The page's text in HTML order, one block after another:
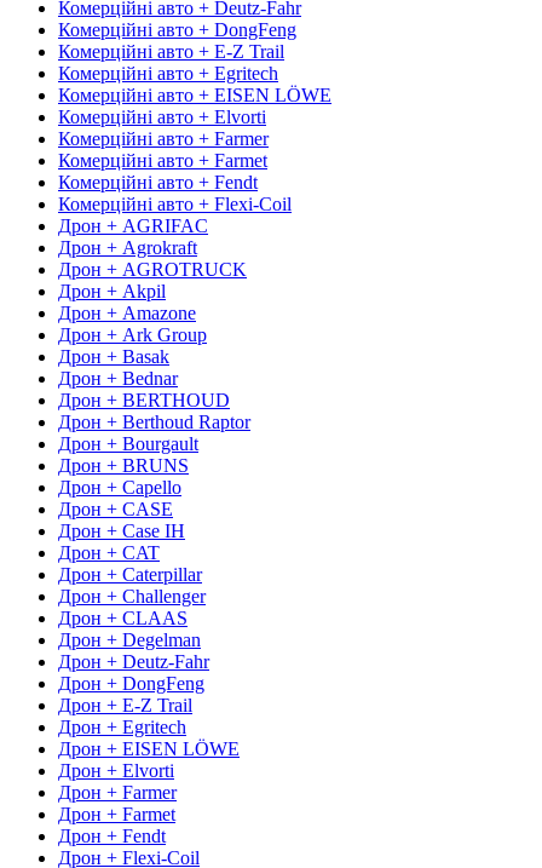
Комерційні авто + Deutz-Fahr
Комерційні авто + DongFeng
Комерційні авто + E-Z Trail
Комерційні авто + Egritech
Комерційні авто + EISEN LÖWE
Комерційні авто + Elvorti
Комерційні авто + Farmer
Комерційні авто + Farmet
Комерційні авто + Fendt
Комерційні авто + Flexi-Coil
Дрон + AGRIFAC
Дрон + Agrokraft
Дрон + AGROTRUCK
Дрон + Akpil
Дрон + Amazone
Дрон + Ark Group
Дрон + Basak
Дрон + Bednar
Дрон + BERTHOUD
Дрон + Berthoud Raptor
Дрон + Bourgault
Дрон + BRUNS
Дрон + Capello
Дрон + CASE
Дрон + Case IH
Дрон + CAT
Дрон + Caterpillar
Дрон + Challenger
Дрон + CLAAS
Дрон + Degelman
Дрон + Deutz-Fahr
Дрон + DongFeng
Дрон + E-Z Trail
Дрон + Egritech
Дрон + EISEN LÖWE
Дрон + Elvorti
Дрон + Farmer
Дрон + Farmet
Дрон + Fendt
Дрон + Flexi-Coil